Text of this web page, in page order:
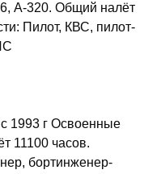
А-320. Общий налёт
Пилот, КВС, пилот-
1993 г Освоенные
11100 часов.
бортинженер-